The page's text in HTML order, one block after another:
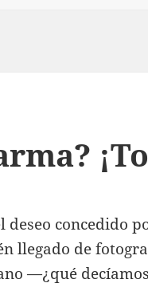
deseo concedido
llegado de
—¿qué